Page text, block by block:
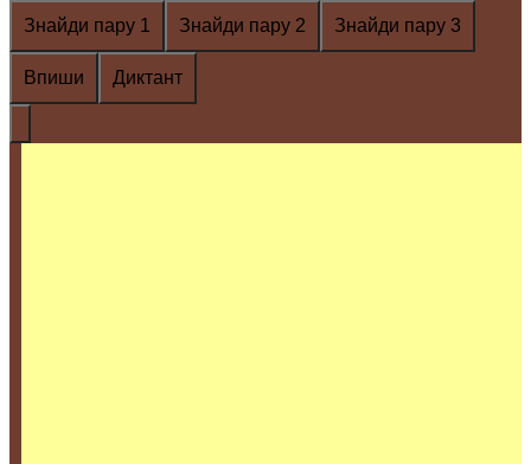
Знайди пару 1
Знайди пару 2 Знайди пару 3
Впиши Диктант